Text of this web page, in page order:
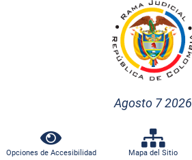
Agosto 7 2026
Opciones de Accesibilidad Mapa del Sitio